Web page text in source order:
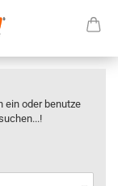
ein oder benutze